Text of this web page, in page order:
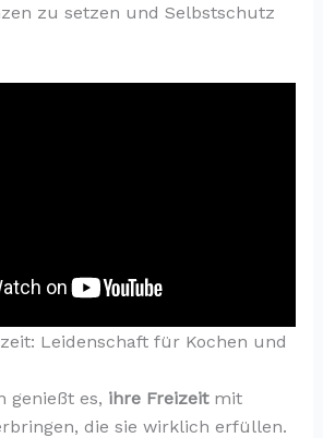
zu setzen und Selbstschutz
Leidenschaft für Kochen und
genießt es, ihre Freizeitmit
die sie wirklich erfüllen.